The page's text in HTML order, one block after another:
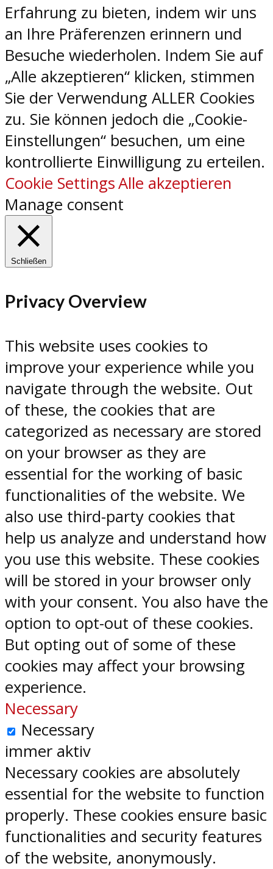
Erfahrung zu bieten, indem wir uns
an Ihre Präferenzen erinnern und
Besuche wiederholen. Indem Sie auf
„Alle akzeptieren“ klicken, stimmen
Sie der Verwendung ALLER Cookies
zu. Sie können jedoch die „Cookie-
Einstellungen“ besuchen, um eine
kontrollierte Einwilligung zu erteilen.
Cookie SettingsAlle akzeptieren
Manage consent
Schließen
Privacy Overview
This website uses cookies to
improve your experience while you
navigate through the website. Out
of these, the cookies that are
categorized as necessary are stored
on your browser as they are
essential for the working of basic
functionalities of the website. We
also use third-party cookies that
help us analyze and understand how
you use this website. These cookies
will be stored in your browser only
with your consent. You also have the
option to opt-out of these cookies.
But opting out of some of these
cookies may affect your browsing
experience.
Necessary
Necessary
immer aktiv
Necessary cookies are absolutely
essential for the website to function
properly. These cookies ensure basic
functionalities and security features
of the website, anonymously.